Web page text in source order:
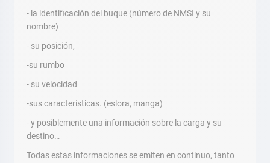
- la identificación del buque (número de NMSI y su
nombre)
- su posición,
-su rumbo
- su velocidad
-sus características. (eslora, manga)
- y posiblemente una información sobre la carga y su
destino…
Todas estas informaciones se emiten en continuo, tanto